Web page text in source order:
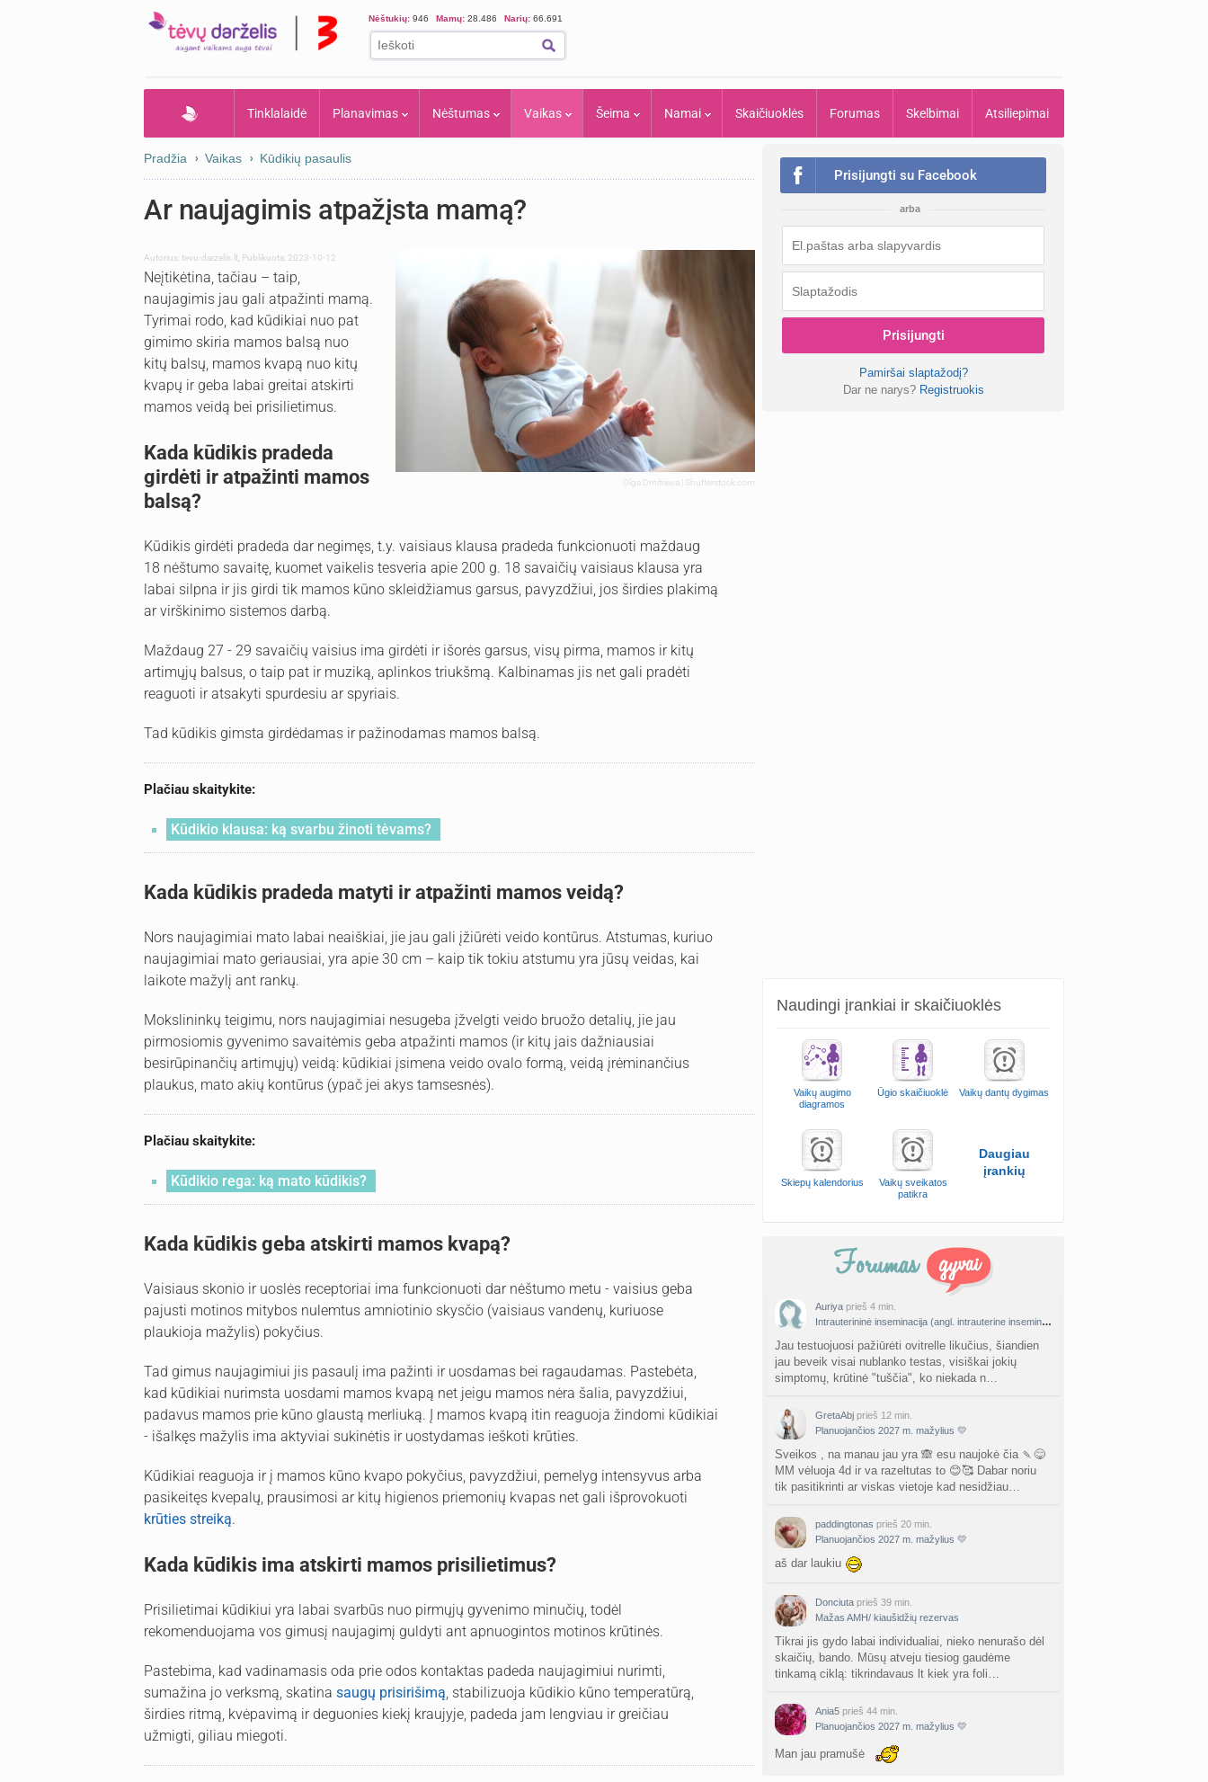
Nėštukių: 946 Mamų: 28.486 Narių: 66.691
Tinklalaidė Planavimas Nėštumas Vaikas Šeima Namai Skaičiuoklės Forumas Skelbimai Atsiliepimai
Pradžia Vaikas Kūdikių pasaulis
Ar naujagimis atpažįsta mamą?
Autorius:tevu-darzelis.lt Publikuota: 2023-10-12
Olga Dmitrieva | Shutterstock.com
Neįtikėtina, tačiau – taip,
naujagimis jau gali atpažinti mamą.
Tyrimai rodo, kad kūdikiai nuo pat
gimimo skiria mamos balsą nuo
kitų balsų, mamos kvapą nuo kitų
kvapų ir geba labai greitai atskirti
mamos veidą bei prisilietimus.
Kada kūdikis pradeda
girdėti ir atpažinti mamos
balsą?
Kūdikis girdėti pradeda dar negimęs, t.y. vaisiaus klausa pradeda funkcionuoti maždaug
18 nėštumo savaitę, kuomet vaikelis tesveria apie 200 g. 18 savaičių vaisiaus klausa yra
labai silpna ir jis girdi tik mamos kūno skleidžiamus garsus, pavyzdžiui, jos širdies plakimą
ar virškinimo sistemos darbą.
Maždaug 27 - 29 savaičių vaisius ima girdėti ir išorės garsus, visų pirma, mamos ir kitų
artimųjų balsus, o taip pat ir muziką, aplinkos triukšmą. Kalbinamas jis net gali pradėti
reaguoti ir atsakyti spurdesiu ar spyriais.
Tad kūdikis gimsta girdėdamas ir pažinodamas mamos balsą.
Plačiau skaitykite:
Kūdikio klausa: ką svarbu žinoti tėvams?
Kada kūdikis pradeda matyti ir atpažinti mamos veidą?
Nors naujagimiai mato labai neaiškiai, jie jau gali įžiūrėti veido kontūrus. Atstumas, kuriuo
naujagimiai mato geriausiai, yra apie 30 cm – kaip tik tokiu atstumu yra jūsų veidas, kai
laikote mažylį ant rankų.
Mokslininkų teigimu, nors naujagimiai nesugeba įžvelgti veido bruožo detalių, jie jau
pirmosiomis gyvenimo savaitėmis geba atpažinti mamos (ir kitų jais dažniausiai
besirūpinančių artimųjų) veidą: kūdikiai įsimena veido ovalo formą, veidą įrėminančius
plaukus, mato akių kontūrus (ypač jei akys tamsesnės).
Plačiau skaitykite:
Kūdikio rega: ką mato kūdikis?
Kada kūdikis geba atskirti mamos kvapą?
Vaisiaus skonio ir uoslės receptoriai ima funkcionuoti dar nėštumo metu - vaisius geba
pajusti motinos mitybos nulemtus amniotinio skysčio (vaisiaus vandenų, kuriuose
plaukioja mažylis) pokyčius.
Tad gimus naujagimiui jis pasaulį ima pažinti ir uosdamas bei ragaudamas. Pastebėta,
kad kūdikiai nurimsta uosdami mamos kvapą net jeigu mamos nėra šalia, pavyzdžiui,
padavus mamos prie kūno glaustą merliuką. Į mamos kvapą itin reaguoja žindomi kūdikiai
- išalkęs mažylis ima aktyviai sukinėtis ir uostydamas ieškoti krūties.
Kūdikiai reaguoja ir į mamos kūno kvapo pokyčius, pavyzdžiui, pernelyg intensyvus arba
pasikeitęs kvepalų, prausimosi ar kitų higienos priemonių kvapas net gali išprovokuoti
krūties streiką.
Kada kūdikis ima atskirti mamos prisilietimus?
Prisilietimai kūdikiui yra labai svarbūs nuo pirmųjų gyvenimo minučių, todėl
rekomenduojama vos gimusį naujagimį guldyti ant apnuogintos motinos krūtinės.
Pastebima, kad vadinamasis oda prie odos kontaktas padeda naujagimiui nurimti,
sumažina jo verksmą, skatina saugų prisirišimą , stabilizuoja kūdikio kūno temperatūrą,
širdies ritmą, kvėpavimą ir deguonies kiekį kraujyje, padeda jam lengviau ir greičiau
užmigti, giliau miegoti.
Prisijungti su Facebook
arba
Prisijungti
Pamiršai slaptažodį?
Dar ne narys? Registruokis
Naudingi įrankiai ir skaičiuoklės
Vaikų augimo
diagramos
Ūgio skaičiuoklė Vaikų dantų dygimas
Skiepų kalendorius
Vaikų sveikatos
patikra
Daugiau
įrankių
Auriya prieš 4 min.
Intrauterininė inseminacija (angl. intrauterine insemination, IUI)
Jau testuojuosi pažiūrėti ovitrelle likučius, šiandien
jau beveik visai nublanko testas, visiškai jokių
simptomų, krūtinė "tuščia", ko niekada n…
GretaAbj prieš 12 min.
Planuojančios 2027 m. mažylius 💛
Sveikos , na manau jau yra 🙈 esu naujokė čia 🍡😋
MM vėluoja 4d ir va razeltutas to 😊🥰 Dabar noriu
tik pasitikrinti ar viskas vietoje kad nesidžiau…
paddingtonas prieš 20 min.
Planuojančios 2027 m. mažylius 💛
aš dar laukiu
Donciuta prieš 39 min.
Mažas AMH/ kiaušidžių rezervas
Tikrai jis gydo labai individualiai, nieko nenurašo dėl
skaičių, bando. Mūsų atveju tiesiog gaudėme
tinkamą ciklą: tikrindavaus lt kiek yra foli…
Ania5 prieš 44 min.
Planuojančios 2027 m. mažylius 💛
Man jau pramušė